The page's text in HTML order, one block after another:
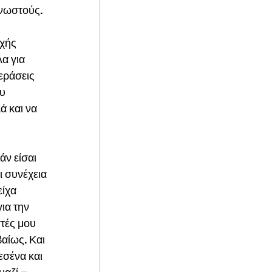
για
και να
είσαι
συνέχεια
την
μου
Και
και